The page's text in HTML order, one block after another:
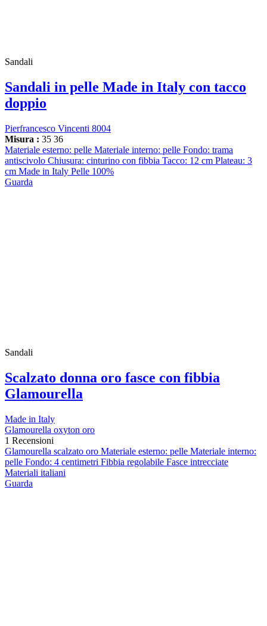
Sandali
Sandali in pelle Made in Italy con tacco
doppio
Pierfrancesco Vincenti 8004
Misura : 35 36
Materiale esterno: pelle Materiale interno: pelle Fondo: trama
antiscivolo Chiusura: cinturino con fibbia Tacco: 12 cm Plateau: 3
cm Made in Italy Pelle 100%
Guarda
Sandali
Scalzato donna oro fasce con fibbia
Glamourella
Made in Italy
Glamourella oxyton oro
1 Recensioni
Glamourella scalzato oro Materiale esterno: pelle Materiale interno:
pelle Fondo: 4 centimetri Fibbia regolabile Fasce intrecciate
Materiali italiani
Guarda